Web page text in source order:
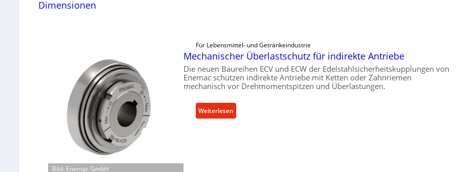
Dimensionen
Bild: Enemac GmbH
Für Lebensmittel- und Getränkeindustrie
Mechanischer Überlastschutz für indirekte Antriebe
Die neuen Baureihen ECV und ECW der Edelstahlsicherheitskupplungen von
Enemac schützen indirekte Antriebe mit Ketten oder Zahnriemen
mechanisch vor Drehmomentspitzen und Überlastungen.
Weiterlesen
M